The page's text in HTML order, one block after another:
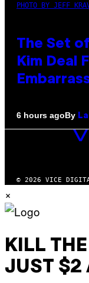
PHOTO BY JEFF
The Set
Kim Deal
6 hours agoBy
VICE
© 2026 VICE
×
KILL
JUST $2